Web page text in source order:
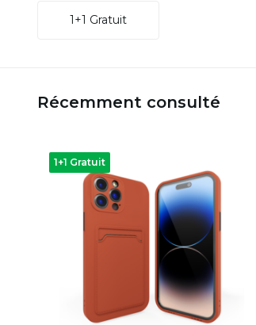
1+1 Gratuit
Récemment consulté
1+1 Gratuit